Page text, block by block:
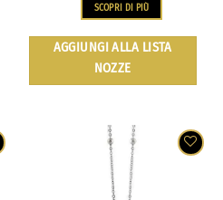
SCOPRI DI PIÙ
AGGIUNGI ALLA LISTA
NOZZE